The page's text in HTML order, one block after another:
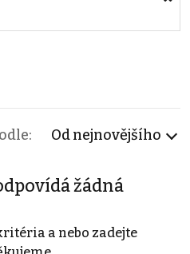
Od nejnovějšího
žádná
a nebo zadejte